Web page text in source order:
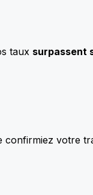
taux surpassent
confirmiez votre